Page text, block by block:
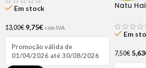
Em stock
13,00€ 9,75€ com IVA
Promoção válida de
01/04/2026 até 30/08/2026
Natu
Em
7,50€ 5,63